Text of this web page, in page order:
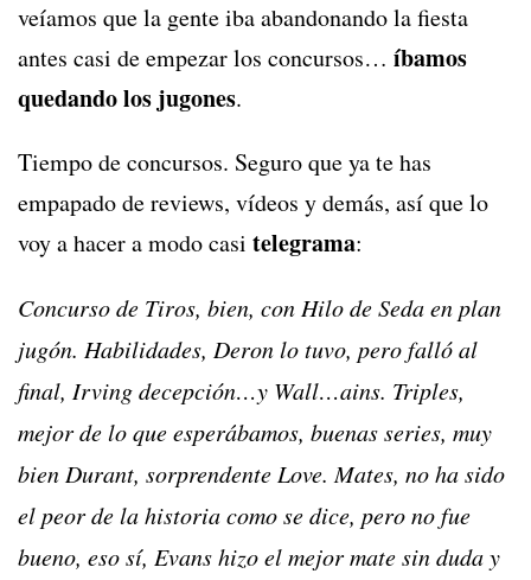
veíamos que la gente iba abandonando la fiesta
antes casi de empezar los concursos… íbamos
quedando los jugones.
Tiempo de concursos. Seguro que ya te has
empapado de reviews, vídeos y demás, así que lo
voy a hacer a modo casi telegrama:
Concurso de Tiros, bien, con Hilo de Seda en plan
jugón. Habilidades, Deron lo tuvo, pero falló al
final, Irving decepción…y Wall…ains. Triples,
mejor de lo que esperábamos, buenas series, muy
bien Durant, sorprendente Love. Mates, no ha sido
el peor de la historia como se dice, pero no fue
bueno, eso sí, Evans hizo el mejor mate sin duda y